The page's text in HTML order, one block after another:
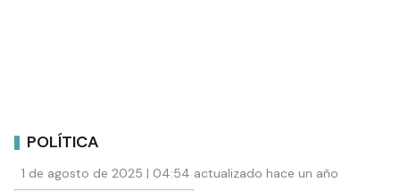
POLÍTICA
1 de agosto de 2025 | 04:54 actualizado hace un año